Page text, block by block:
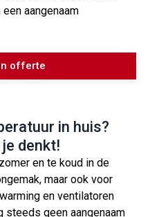
aangenaam
offerte
in huis?
denkt!
en te koud in de
maar ook voor
en ventilatoren
steeds geen aangenaam